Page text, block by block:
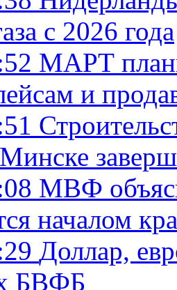
с 2026 года
МАРТ
и
Минске
МВФ
началом
Доллар,
БВФБ